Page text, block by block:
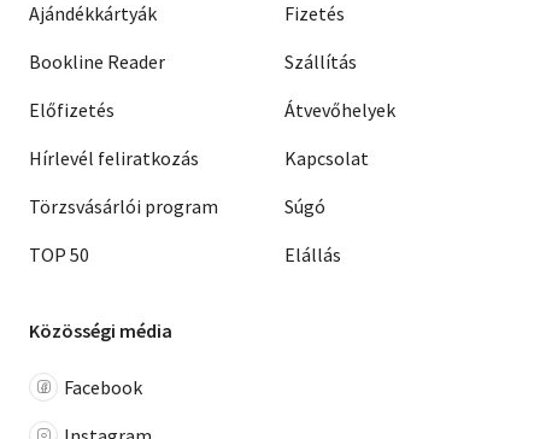
Ajándékkártyák
Bookline Reader
Előfizetés
Hírlevél feliratkozás
Törzsvásárlói program
TOP 50
Fizetés
Szállítás
Átvevőhelyek
Kapcsolat
Súgó
Elállás
Közösségi média
Facebook